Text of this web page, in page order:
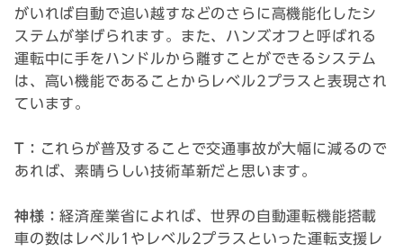
がいれば自動で追い越すなどのさらに高機能化したシ
ステムが挙げられます。また、ハンズオフと呼ばれる
運転中に手をハンドルから離すことができるシステム
は、高い機能であることからレベル2プラスと表現され
ています。
T： これらが普及することで交通事故が大幅に減るので
あれば、素晴らしい技術革新だと思います。
神様：経済産業省によれば、世界の自動運転機能搭載
車の数はレベル1やレベル2プラスといった運転支援レ